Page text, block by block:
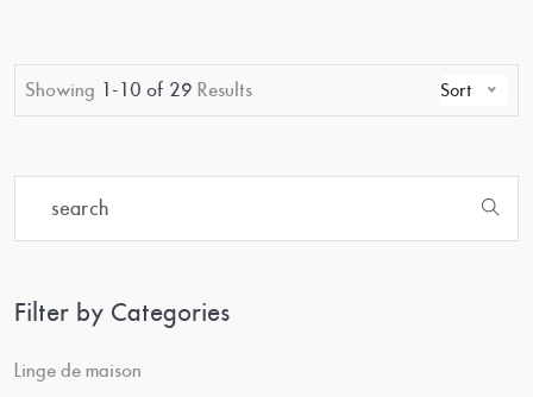
Showing 1-10 of 29 Results Sort
Filter by Categories
Linge de maison